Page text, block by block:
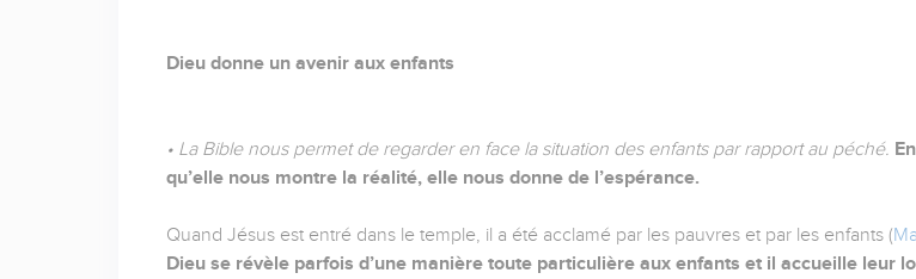
Dieu donne un avenir aux enfants
• La Bible nous permet de regarder en face la situation des enfants par rapport au péché.
qu’elle nous montre la réalité, elle nous donne de l’espérance.
Quand Jésus est entré dans le temple, il a été acclamé par les pauvres et par les enfants (
Dieu se révèle parfois d’une manière toute particulière aux enfants et il accueille leur